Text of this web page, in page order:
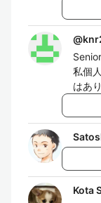
@
私個
はあ
Kota